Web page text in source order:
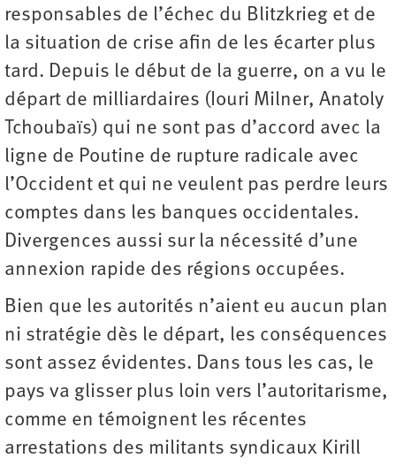
responsables de l’échec du Blitzkrieg et de
la situation de crise afin de les écarter plus
tard. Depuis le début de la guerre, on a vu le
départ de milliardaires (Iouri Milner, Anatoly
Tchoubaïs) qui ne sont pas d’accord avec la
ligne de Poutine de rupture radicale avec
l’Occident et qui ne veulent pas perdre leurs
comptes dans les banques occidentales.
Divergences aussi sur la nécessité d’une
annexion rapide des régions occupées.
Bien que les autorités n’aient eu aucun plan
ni stratégie dès le départ, les conséquences
sont assez évidentes. Dans tous les cas, le
pays va glisser plus loin vers l’autoritarisme,
comme en témoignent les récentes
arrestations des militants syndicaux Kirill